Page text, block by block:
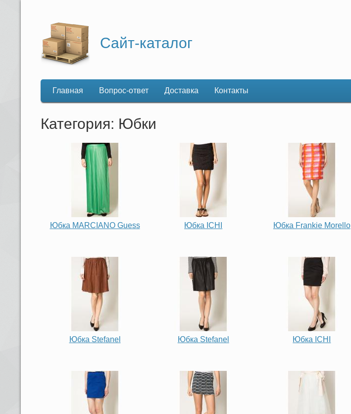
Сайт-каталог
Основная
навигация
Главная Вопрос-ответ Доставка Контакты
Категория: Юбки
Юбка MARCIANO Guess Юбка ICHI Юбка Frankie Morello
Юбка Stefanel Юбка Stefanel Юбка ICHI
Нумерация